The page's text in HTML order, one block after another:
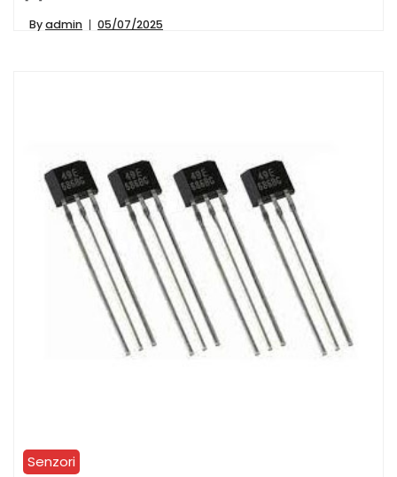
Byadmin 05/07/2025
Senzori